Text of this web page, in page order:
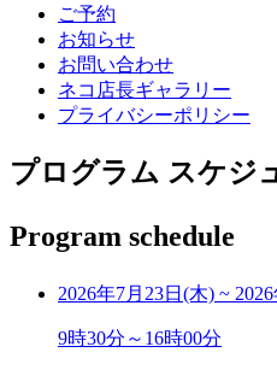
ご予約
お知らせ
お問い合わせ
ネコ店長ギャラリー
プライバシーポリシー
プログラム スケジ
Program schedule
2026年7月23日(木) ~
9時30分～16時00分